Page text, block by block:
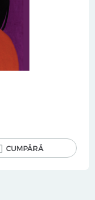
CUMPĂRĂ